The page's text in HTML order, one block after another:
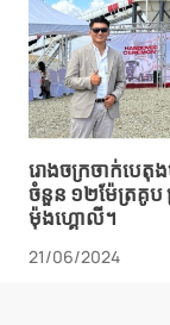
រោងចក្រ​ចាក់​ប
ចំនួន ១២​ម៉ែត្រគូ
ម៉ុងហ្គោលី។
21/06/2024